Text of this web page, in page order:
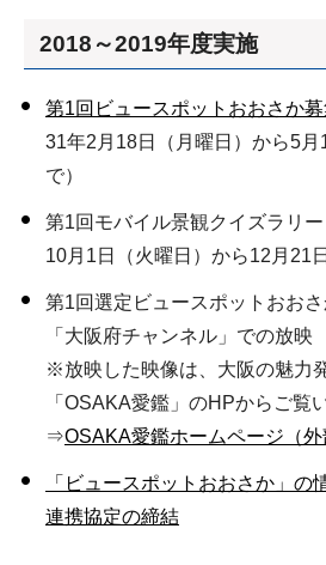
2018～2019年度実施
第1回ビュースポットおおさか
31年2月18日（月曜日）から5月
で）
第1回モバイル景観クイズラリ
10月1日（火曜日）から12月21
第1回選定ビュースポットおお
「大阪府チャンネル」での放映
※放映した映像は、大阪の魅力
「OSAKA愛鑑」のHPからご覧
⇒OSAKA愛鑑ホームページ（外
「ビュースポットおおさか」の
連携協定の締結